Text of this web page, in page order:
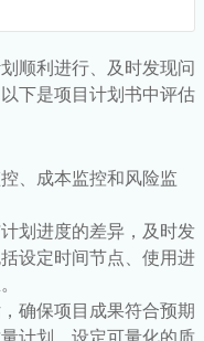
顺利进行、及时发现问
下是项目计划书中评估
、成本监控和风险监
划进度的差异，及时发
设定时间节点、使用进
确保项目成果符合预期
计划、设定可量化的质